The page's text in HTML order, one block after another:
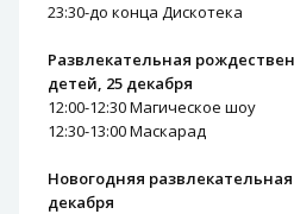
23:30-до конца Дискотека
Развлекательная
детей, 25 декабря
12:00-12:30 Магическое шоу
12:30-13:00 Маскарад
Новогодняя развлекательная
декабря